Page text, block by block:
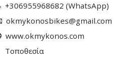
+306955968682 (WhatsApp)
okmykonosbikes@gmail.com
www.okmykonos.com
Τοποθεσία